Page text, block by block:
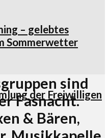
– gelebtes
Sommerwetter
der Freiwilligen
sind
Fasnacht.
& Bären,